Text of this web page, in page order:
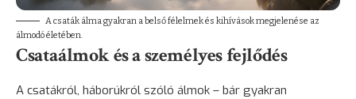
A csaták álma gyakran a belső félelmek és kihívások megjelenése az
álmodó életében.
Csataálmok és a személyes fejlődés
A csatákról, háborúkról szóló álmok – bár gyakran